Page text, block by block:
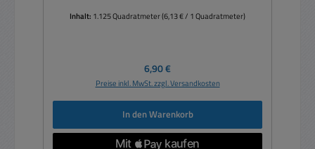
Inhalt: 1.125 Quadratmeter(6,13 € / 1 Quadratmeter)
Regulärer Preis:
6,90 €
Preise inkl. MwSt. zzgl. Versandkosten
In den Warenkorb